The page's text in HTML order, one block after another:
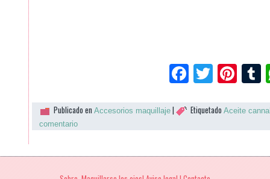
Facebook
Publicado en Accesorios maquillaje| Etiquetado Aceite
comentario